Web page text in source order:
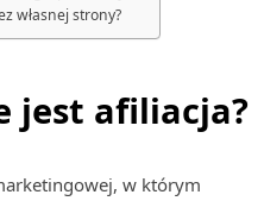
własnej strony?
jest afiliacja?
w którym